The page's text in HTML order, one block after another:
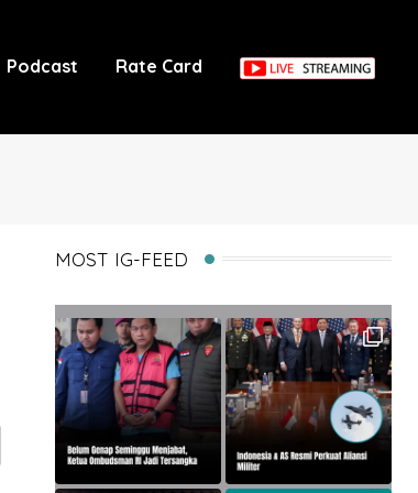
Podcast Rate Card
MOST IG-FEED